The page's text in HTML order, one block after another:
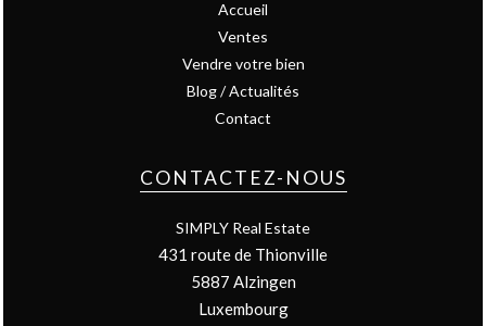
Accueil
Ventes
Vendre votre bien
Blog / Actualités
Contact
CONTACTEZ-NOUS
SIMPLY Real Estate
431 route de Thionville
5887 Alzingen
Luxembourg